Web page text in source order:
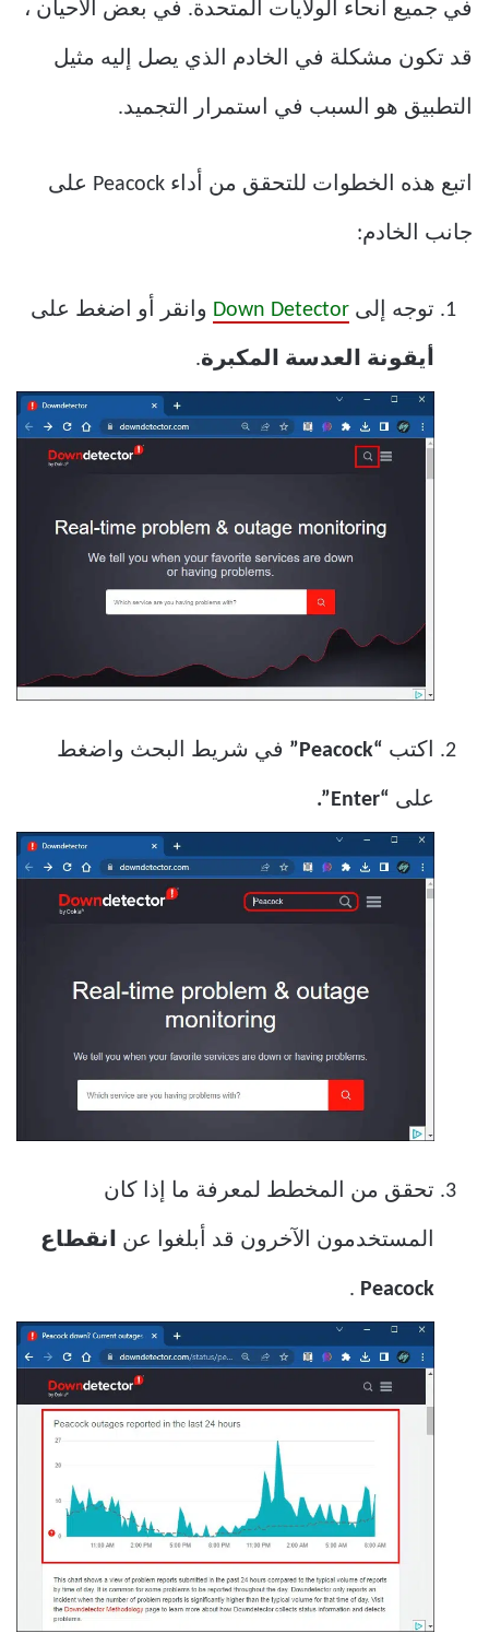
في جميع أنحاء الولايات المتحدة. في بعض الأحيان ،
قد تكون مشكلة في الخادم الذي يصل إليه مثيل
التطبيق هو السبب في استمرار التجميد.
اتبع هذه الخطوات للتحقق من أداء Peacock على
جانب الخادم:
توجه إلى Down Detector وانقر أو اضغط على
أيقونة العدسة المكبرة.
اكتب “Peacock” في شريط البحث واضغط
على “Enter”.
تحقق من المخطط لمعرفة ما إذا كان
المستخدمون الآخرون قد أبلغوا عن انقطاع
Peacock
.